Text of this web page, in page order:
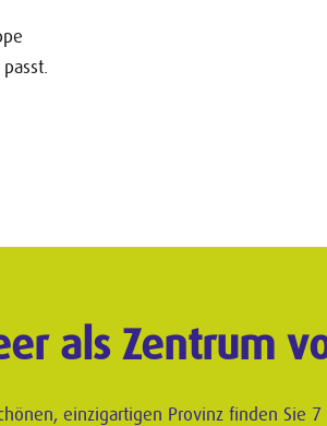
als Zentrum
einzigartigen Provinz finden Sie